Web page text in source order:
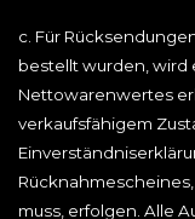
c. Für
bestellt wurden, wird
Nettowarenwertes
verkaufsfähigem
muss, erfolgen. Alle